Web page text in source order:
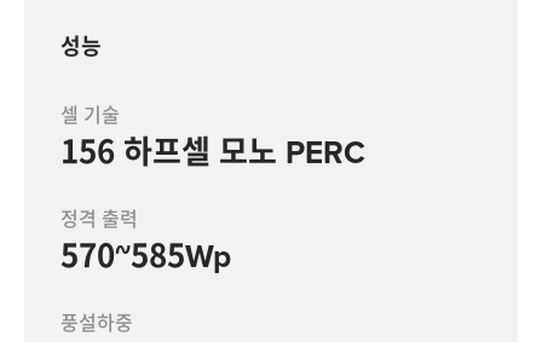
성능
셀 기술
156 하프셀 모노 PERC
정격 출력
570~585Wp
풍설하중